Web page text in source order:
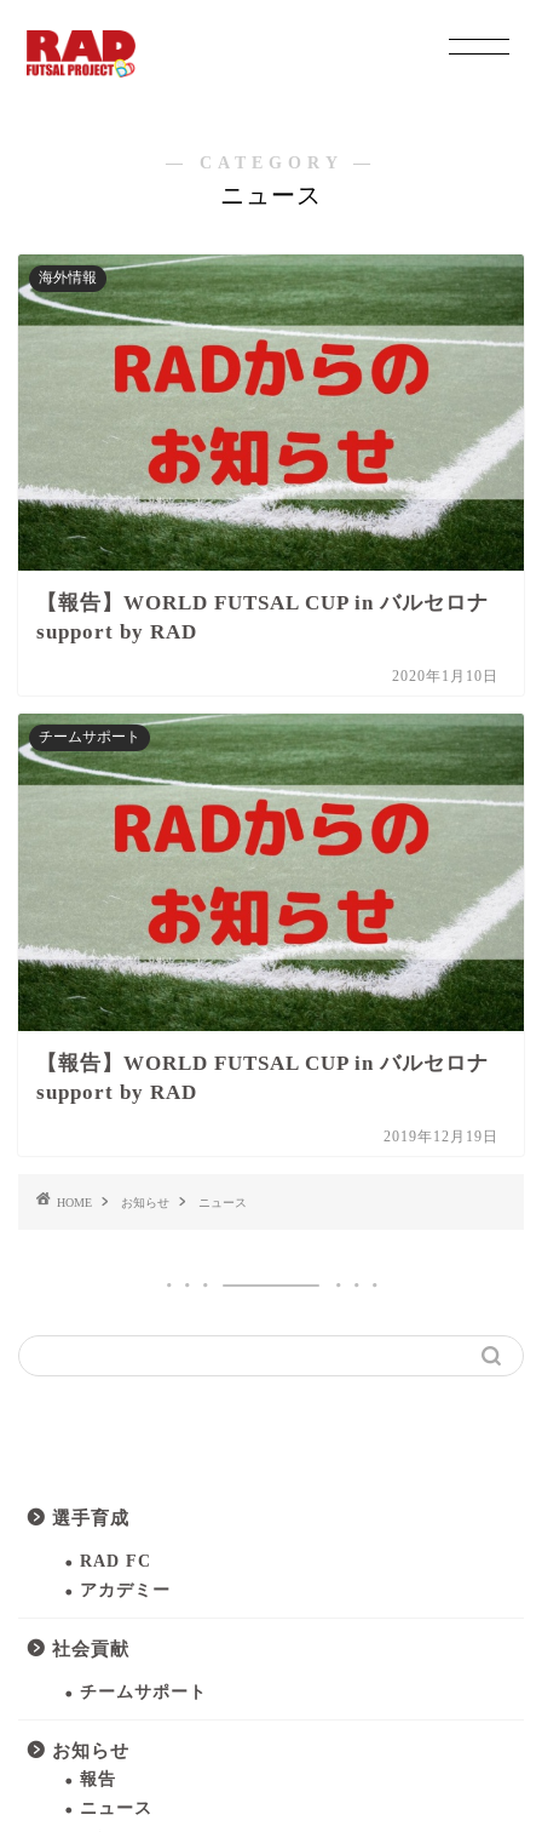
― CATEGORY ―
ニュース
海外情報
【報告】WORLD FUTSAL CUP in バルセロナ
support by RAD
2020年1月10日
チームサポート
【報告】WORLD FUTSAL CUP in バルセロナ
support by RAD
2019年12月19日
HOME お知らせ ニュース
選手育成
RAD FC
アカデミー
社会貢献
チームサポート
お知らせ
報告
ニュース